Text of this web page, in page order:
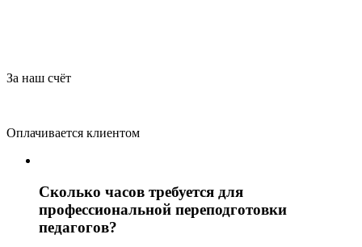
За наш счёт
Оплачивается клиентом
Сколько часов требуется для
профессиональной переподготовки
педагогов?